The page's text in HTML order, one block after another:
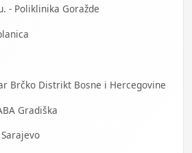
- Poliklinika Goražde
Brčko Distrikt Bosne i Hercegovine
Gradiška